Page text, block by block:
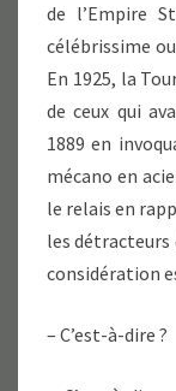
de l’Empire
célébrissime
En 1925, la
de ceux qui
1889 en
mécano en
le relais en
les détracteurs
considération
– C’est-à-dire ?